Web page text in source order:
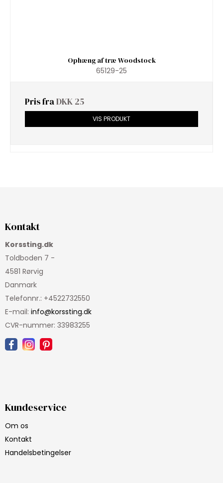
Ophæng af træ Woodstock
65129-25
Pris fraDKK 25
VIS PRODUKT
Kontakt
Korssting.dk
Toldboden 7 -
4581 Rørvig
Danmark
Telefonnr.: +4522732550
E-mail: info@korssting.dk
CVR-nummer: 33983255
Kundeservice
Om os
Kontakt
Handelsbetingelser